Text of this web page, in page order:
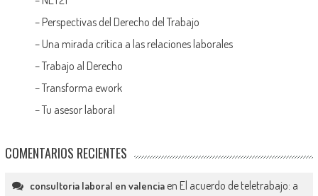
– Perspectivas del Derecho del Trabajo
– Una mirada crítica a las relaciones laborales
–Trabajo al Derecho
–Transforma ework
–Tu asesor laboral
COMENTARIOS RECIENTES
consultoria laboral en valenciaen El acuerdo de teletrabajo: a